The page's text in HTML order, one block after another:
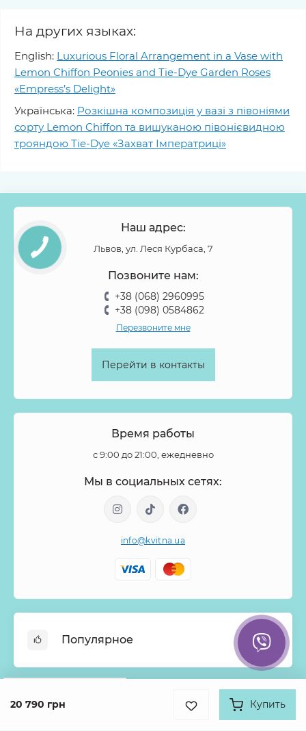
20 790 грн Купить
На других языках:
English: Luxurious Floral Arrangement in a Vase with
Lemon Chiffon Peonies and Tie-Dye Garden Roses
«Empress’s Delight»
Українська: Розкішна композиція у вазі з півоніями
сорту Lemon Chiffon та вишуканою півонієвидною
трояндою Tie-Dye «Захват Імператриці»
Наш адрес:
Львов, ул. Леся Курбаса, 7
Позвоните нам:
+38 (068) 2960995
+38 (098) 0584862
Перезвоните мне
Перейти в контакты
Время работы
с 9:00 до 21:00, ежедневно
Мы в социальных сетях:
info@kvitna.ua
Популярное
Онлайн-Витрина
Информация